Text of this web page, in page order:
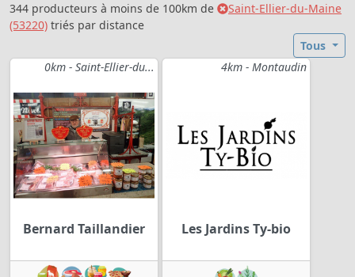
344 producteurs à moins de 100km de
Saint-Ellier-du-Maine
(53220) triés par distance
Tous
0km - Saint-Ellier-du...
Bernard Taillandier
4km - Montaudin
Les Jardins Ty-bio